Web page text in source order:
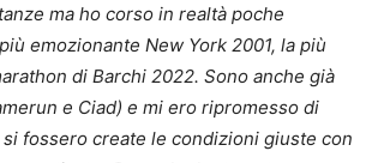
ma ho corso in realtà poche
emozionante New York 2001, la più
di Barchi 2022. Sono anche già
e Ciad) e mi ero ripromesso di
fossero create le condizioni giuste con